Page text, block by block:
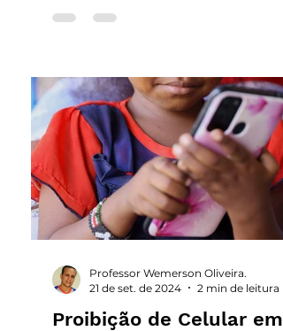
Proibição de Celular em
Professor Wemerson Oliveira.
21 de set. de 2024
2 min de leitura